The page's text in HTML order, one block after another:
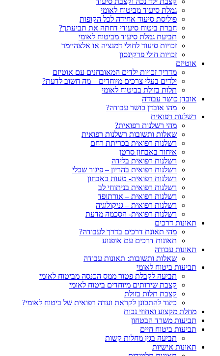
גמלת סיעוד מביטוח לאומי
פוליסת סיעוד אחידה לכל הקופות
חברת ביטוח סיעודי דחתה את תביעתך?
תביעת גמלת סיעוד מביטוח לאומי
זכויות סיעוד לחולי דמנציה או אלצהיימר
זכויות חולי פרקינסון
אוטיזם
מדריך זכויות ילדים המאובחנים עם אוטיזם
ילדים בעלי צרכים מיוחדים – מה חשוב לדעת?
תלות בזולת בביטוח לאומי
אובדן כושר עבודה
מהו אובדן כושר עבודה?
רשלנות רפואית
מהי רשלנות רפואית?
שאלות ותשובות רשלנות רפואית
רשלנות רפואית בכריתת רחם
איחור באבחון סרטן
רשלנות רפואית בלידה
רשלנות רפואית בהריון – פיגור שכלי
רשלנות רפואית- טעות באבחון
רשלנות רפואית בניתוחי לב
רשלנות רפואית – אורתופד
רשלנות רפואית – גניקולוגיה
רשלנות רפואית- הסכמה מדעת
תאונות דרכים
מהי תאונת דרכים בדרך לעבודה?
תאונות דרכים עם אופנוע
תאונות עבודה
שאלות ותשובות: תאונות עבודה
תביעות ביטוח לאומי
תביעה לקבלת פטור ממס הכנסה מביטוח לאומי
קצבת שירותים מיוחדים ביטוח לאומי
קצבת תלות בזולת
כיצד להתכונן לקראת ועדה רפואית של ביטוח לאומי?
מחלת מקצוע ואחוזי נכות
תביעות משרד הבטחון
תביעות ביטוח חיים
תביעה בגין מחלות קשות
תאונות אישיות